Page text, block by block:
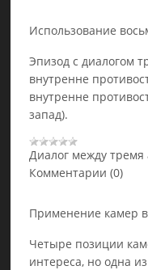
Использование
Эпизод с диалогом
внутренне
внутренне
запад).
Диалог между тремя
Комментарии (0)
Применение камер
Четыре позиции
интереса, но одна